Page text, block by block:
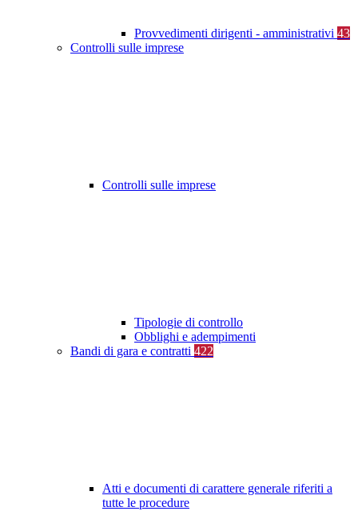
Provvedimenti dirigenti - amministrativi 43
Controlli sulle imprese
Controlli sulle imprese
Tipologie di controllo
Obblighi e adempimenti
Bandi di gara e contratti 422
Atti e documenti di carattere generale riferiti a
tutte le procedure